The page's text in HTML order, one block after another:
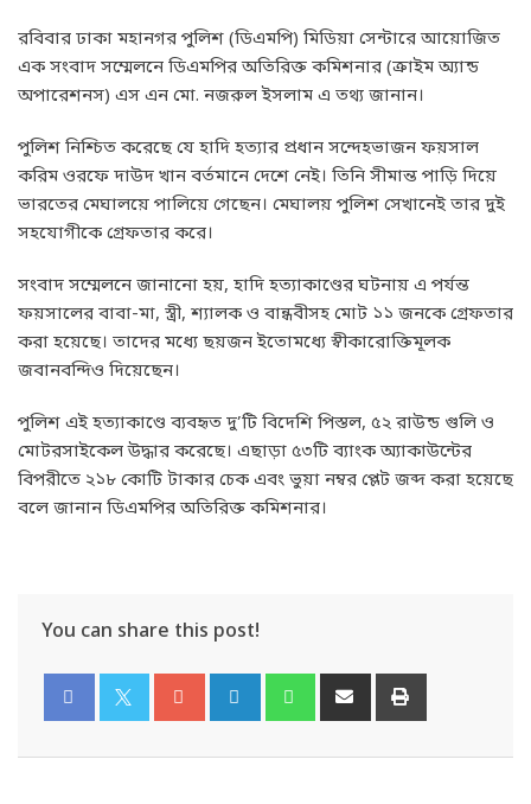
রবিবার ঢাকা মহানগর পুলিশ (ডিএমপি) মিডিয়া সেন্টারে আয়োজিত
এক সংবাদ সম্মেলনে ডিএমপির অতিরিক্ত কমিশনার (ক্রাইম অ্যান্ড
অপারেশনস) এস এন মো. নজরুল ইসলাম এ তথ্য জানান।
পুলিশ নিশ্চিত করেছে যে হাদি হত্যার প্রধান সন্দেহভাজন ফয়সাল
করিম ওরফে দাউদ খান বর্তমানে দেশে নেই। তিনি সীমান্ত পাড়ি দিয়ে
ভারতের মেঘালয়ে পালিয়ে গেছেন। মেঘালয় পুলিশ সেখানেই তার দুই
সহযোগীকে গ্রেফতার করে।
সংবাদ সম্মেলনে জানানো হয়, হাদি হত্যাকাণ্ডের ঘটনায় এ পর্যন্ত
ফয়সালের বাবা-মা, স্ত্রী, শ্যালক ও বান্ধবীসহ মোট ১১ জনকে গ্রেফতার
করা হয়েছে। তাদের মধ্যে ছয়জন ইতোমধ্যে স্বীকারোক্তিমূলক
জবানবন্দিও দিয়েছেন।
পুলিশ এই হত্যাকাণ্ডে ব্যবহৃত দু’টি বিদেশি পিস্তল, ৫২ রাউন্ড গুলি ও
মোটরসাইকেল উদ্ধার করেছে। এছাড়া ৫৩টি ব্যাংক অ্যাকাউন্টের
বিপরীতে ২১৮ কোটি টাকার চেক এবং ভুয়া নম্বর প্লেট জব্দ করা হয়েছে
বলে জানান ডিএমপির অতিরিক্ত কমিশনার।
You can share this post!